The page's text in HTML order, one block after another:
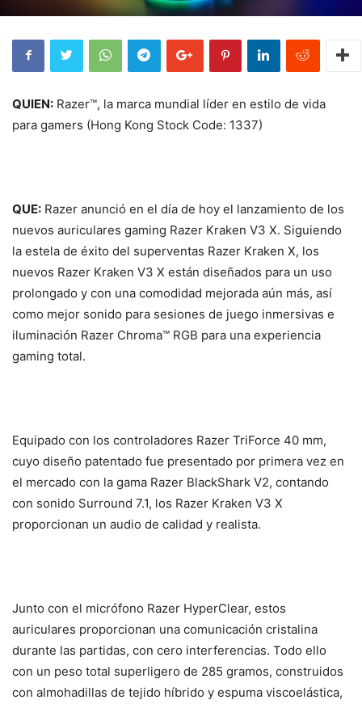
QUIEN: Razer™, la marca mundial líder en estilo de vida
para gamers (Hong Kong Stock Code: 1337)
QUE: Razer anunció en el día de hoy el lanzamiento de los
nuevos auriculares gaming Razer Kraken V3 X. Siguiendo
la estela de éxito del superventas Razer Kraken X, los
nuevos Razer Kraken V3 X están diseñados para un uso
prolongado y con una comodidad mejorada aún más, así
como mejor sonido para sesiones de juego inmersivas e
iluminación Razer Chroma™ RGB para una experiencia
gaming total.
Equipado con los controladores Razer TriForce 40 mm,
cuyo diseño patentado fue presentado por primera vez en
el mercado con la gama Razer BlackShark V2, contando
con sonido Surround 7.1, los Razer Kraken V3 X
proporcionan un audio de calidad y realista.
Junto con el micrófono Razer HyperClear, estos
auriculares proporcionan una comunicación cristalina
durante las partidas, con cero interferencias. Todo ello
con un peso total superligero de 285 gramos, construidos
con almohadillas de tejido híbrido y espuma viscoelástica,